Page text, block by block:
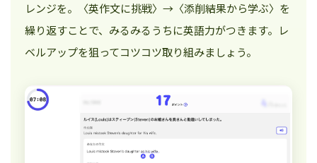
レンジを。〈英作文に挑戦〉→〈添削結果から学ぶ〉を
繰り返すことで、みるみるうちに英語力がつきます。レ
ベルアップを狙ってコツコツ取り組みましょう。